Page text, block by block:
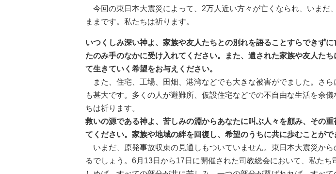
今回の東日本大震災によって、2万人近い方々が亡くなられ、いまだ
ままです。私たちは祈ります。
いつくしみ深い神よ、家族や友人たちとの別れを語ることすらできず
たのみ手のなかに受け入れてください。また、遺された家族や友人たち
て生きていく希望をお与えください。
また、住宅、工場、田畑、港湾などでも大きな被害がでました。さら
も甚大です。多くの人が避難所、仮設住宅などでの不自由な生活を余
ちは祈ります。
救いの源である神よ、苦しみの淵からあなたに叫ぶ人々を顧み、その
てください。家族や地域の絆を回復し、希望のうちに共に歩むことがで
いまだ、原発事故収束の見通しもついていません。東日本大震災から
るでしょう。6月13日から17日に開催された司教総会において、私たち